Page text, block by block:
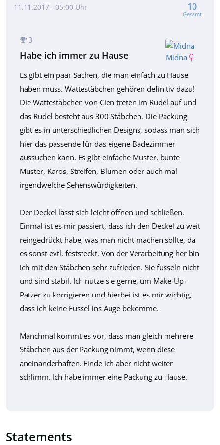
11.11.2017 - 05:00 Uhr 10
Gesamt
Midna
3
Habe ich immer zu Hause
Es gibt ein paar Sachen, die man einfach zu Hause
haben muss. Wattestäbchen gehören definitiv dazu!
Die Wattestäbchen von Cien treten im Rudel auf und
das Rudel besteht aus 300 Stäbchen. Die Packung
gibt es in unterschiedlichen Designs, sodass man sich
hier das passende für das eigene Badezimmer
aussuchen kann. Es gibt einfache Muster, bunte
Muster, Karos, Streifen, Blumen oder auch mal
irgendwelche Sehenswürdigkeiten.
Der Deckel lässt sich leicht öffnen und schließen.
Einmal ist es mir passiert, dass ich den Deckel zu weit
reingedrückt habe, was man nicht machen sollte, da
es sonst evtl. feststeckt. Von der Verarbeitung her bin
ich mit den Stäbchen sehr zufrieden. Sie fusseln nicht
und sind stabil. Ich nutze sie gerne, um Make-Up-
Patzer zu korrigieren und hierbei ist es mir wichtig,
dass ich keine Fussel ins Auge bekomme.
Manchmal kommt es vor, dass man gleich mehrere
Stäbchen aus der Packung nimmt, wenn diese
aneinanderhaften. Finde ich aber nicht weiter
schlimm. Ich habe immer eine Packung zu Hause.
Statements